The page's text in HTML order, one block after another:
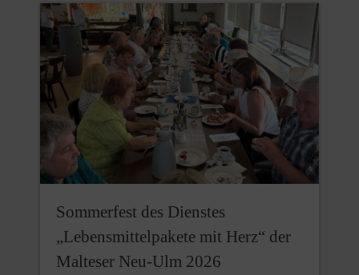
Sommerfest des Dienstes
„Lebensmittelpakete mit Herz“ der
Malteser Neu-Ulm 2026